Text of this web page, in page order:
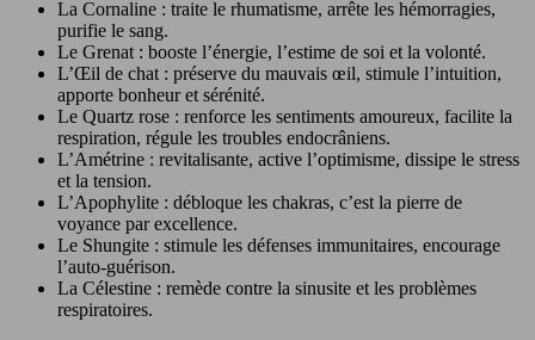
La Cornaline : traite le rhumatisme, arrête les hémorragies,
purifie le sang.
Le Grenat : booste l’énergie, l’estime de soi et la volonté.
L’Œil de chat : préserve du mauvais œil, stimule l’intuition,
apporte bonheur et sérénité.
Le Quartz rose : renforce les sentiments amoureux, facilite la
respiration, régule les troubles endocrâniens.
L’Amétrine : revitalisante, active l’optimisme, dissipe le stress
et la tension.
L’Apophylite : débloque les chakras, c’est la pierre de
voyance par excellence.
Le Shungite : stimule les défenses immunitaires, encourage
l’auto-guérison.
La Célestine : remède contre la sinusite et les problèmes
respiratoires.